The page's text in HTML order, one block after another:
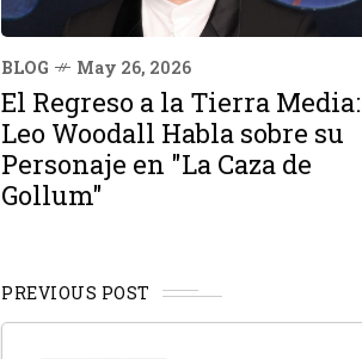
BLOG May 26, 2026
El Regreso a la Tierra Media:
Leo Woodall Habla sobre su
Personaje en "La Caza de
Gollum"
PREVIOUS POST